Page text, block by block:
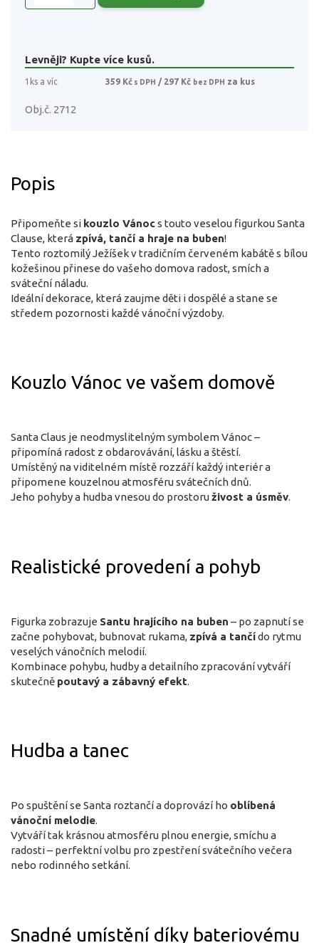
Levněji? Kupte více kusů.
1ks a víc 359 Kč s DPH / 297 Kč bez DPH za kus
Obj.č. 2712
Popis
Připomeňte si kouzlo Vánocs touto veselou figurkou Santa
Clause, která zpívá, tančí a hraje na buben!
Tento roztomilý Ježíšek v tradičním červeném kabátě s bílou
kožešinou přinese do vašeho domova radost, smích a
sváteční náladu.
Ideální dekorace, která zaujme děti i dospělé a stane se
středem pozornosti každé vánoční výzdoby.
Kouzlo Vánoc ve vašem domově
Santa Claus je neodmyslitelným symbolem Vánoc –
připomíná radost z obdarovávání, lásku a štěstí.
Umístěný na viditelném místě rozzáří každý interiér a
připomene kouzelnou atmosféru svátečních dnů.
Jeho pohyby a hudba vnesou do prostoruživost a úsměv.
Realistické provedení a pohyb
Figurka zobrazuje Santu hrajícího na buben – po zapnutí se
začne pohybovat, bubnovat rukama, zpívá a tančído rytmu
veselých vánočních melodií.
Kombinace pohybu, hudby a detailního zpracování vytváří
skutečně poutavý a zábavný efekt.
Hudba a tanec
Po spuštění se Santa roztančí a doprovází ho oblíbená
vánoční melodie.
Vytváří tak krásnou atmosféru plnou energie, smíchu a
radosti – perfektní volbu pro zpestření svátečního večera
nebo rodinného setkání.
Snadné umístění díky bateriovému